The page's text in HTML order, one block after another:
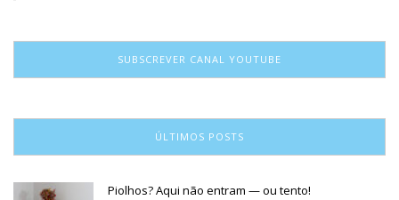
SUBSCREVER CANAL YOUTUBE
ÚLTIMOS POSTS
Piolhos? Aqui não entram — ou tento!